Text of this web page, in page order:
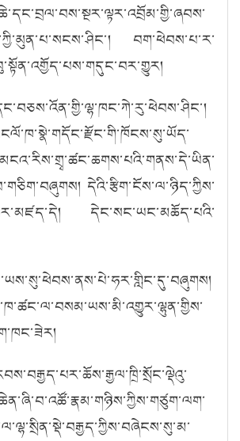
བག་ཕེབས་པ་ར་
དེའི་རྩིག་ངོས་ལ་ཉིད་ཀྱིས་
དེང་སང་ཡང་མཆོད་པའི་